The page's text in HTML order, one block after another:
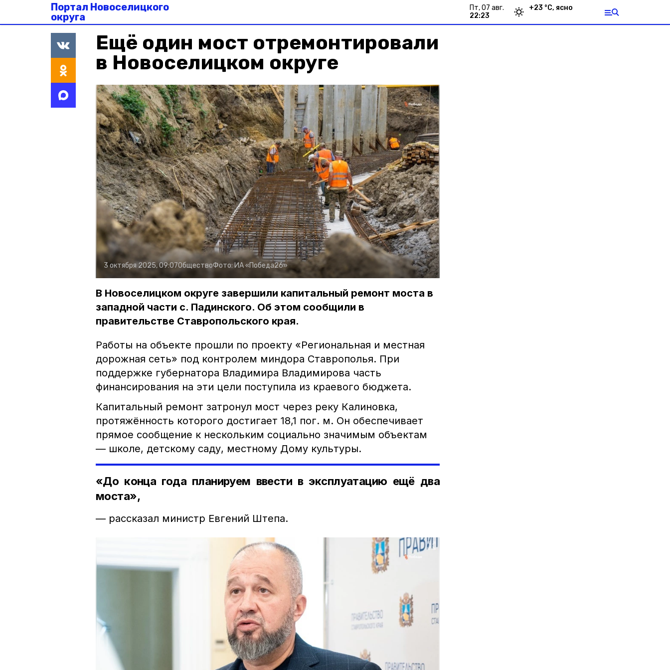
Портал Новоселицкого
округа
пт, 07 авг.
22:23
+23 °С, ясно
Ещё один мост отремонтировали
в Новоселицком округе
3 октября 2025, 09:07ОбществоФото: ИА «Победа26»
В Новоселицком округе завершили капитальный ремонт моста в
западной части с. Падинского. Об этом сообщили в
правительстве Ставропольского края.
Работы на объекте прошли по проекту «Региональная и местная
дорожная сеть» под контролем миндора Ставрополья. При
поддержке губернатора Владимира Владимирова часть
финансирования на эти цели поступила из краевого бюджета.
Капитальный ремонт затронул мост через реку Калиновка,
протяжённость которого достигает 18,1 пог. м. Он обеспечивает
прямое сообщение к нескольким социально значимым объектам
— школе, детскому саду, местному Дому культуры.
«До конца года планируем ввести в эксплуатацию ещё два
моста»,
— рассказал министр Евгений Штепа.